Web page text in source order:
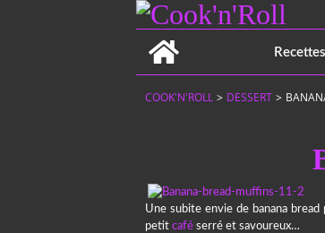
Recettes
COOK'N'ROLL > DESSERT >
Une subite envie de banana
petit café serré et savoureux…